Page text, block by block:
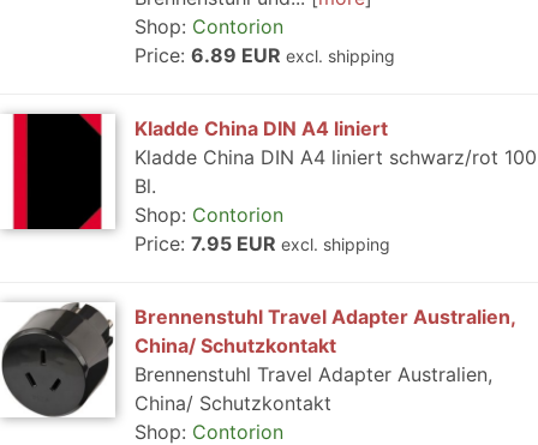
Shop: Contorion
Price: 6.89 EUR excl. shipping
Kladde China DIN A4 liniert
Kladde China DIN A4 liniert schwarz/rot 100
Bl.
Shop: Contorion
Price: 7.95 EUR excl. shipping
Brennenstuhl Travel Adapter Australien,
China/ Schutzkontakt
Brennenstuhl Travel Adapter Australien,
China/ Schutzkontakt
Shop: Contorion